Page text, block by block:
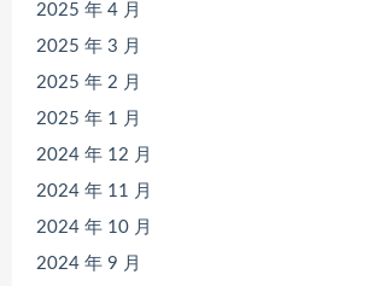
2025 年 4 月
2025 年 3 月
2025 年 2 月
2025 年 1 月
2024 年 12 月
2024 年 11 月
2024 年 10 月
2024 年 9 月